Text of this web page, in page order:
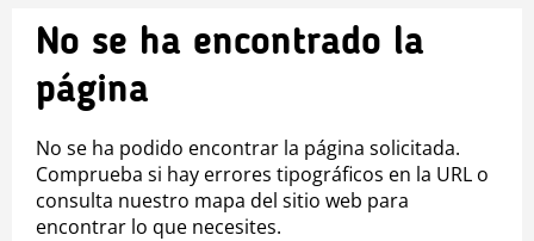
No se ha encontrado la
página
No se ha podido encontrar la página solicitada.
Comprueba si hay errores tipográficos en la URL o
consulta nuestro mapa del sitio web para
encontrar lo que necesites.